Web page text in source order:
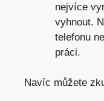
nejvíce
vyhnout.
telefonu
práci.
Navíc můžete